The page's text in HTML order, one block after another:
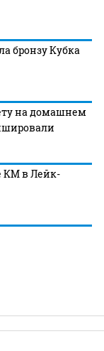
бронзу Кубка
на домашнем
КМ в Лейк-